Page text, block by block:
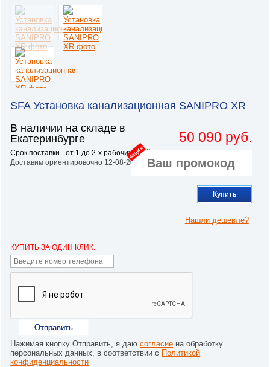
SFA Установка канализационная SANIPRO XR
В наличии на складе в
Екатеринбурге
Срок поставки - от 1 до 2-х рабочих дней.
Доставим ориентировочно 12-08-2026
50 090 руб.
акция
Купить
Нашли дешевле?
КУПИТЬ ЗА ОДИН КЛИК:
Отправить
Нажимая кнопку Отправить, я даюсогласие на обработку
персональных данных, в соответствии с Политикой
конфиденциальности